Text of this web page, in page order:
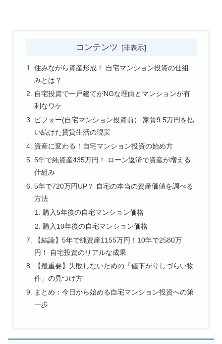
コンテンツ
住みながら資産形成！ 自宅マンション投資の仕組
みとは？
自宅投資で一戸建てがNGな理由とマンションが有
利なワケ
ビフォー(自宅マンション投資前） 家賃9.5万円を払
い続けた賃貸生活の現実
資産に変わる！自宅マンション投資の始め方
5年で純資産435万円！ ローン返済で資産が増える
仕組み
5年で720万円UP？ 自宅の本当の資産価値を調べる
方法
購入5年後の自宅マンション価格
購入10年後の自宅マンション価格
【結論】5年で純資産1155万円！10年で2580万
円！ 自宅投資のリアルな成果
【最重要】失敗しないための「値下がりしづらい物
件」の見つけ方
まとめ：今日から始める自宅マンション投資への第
一歩